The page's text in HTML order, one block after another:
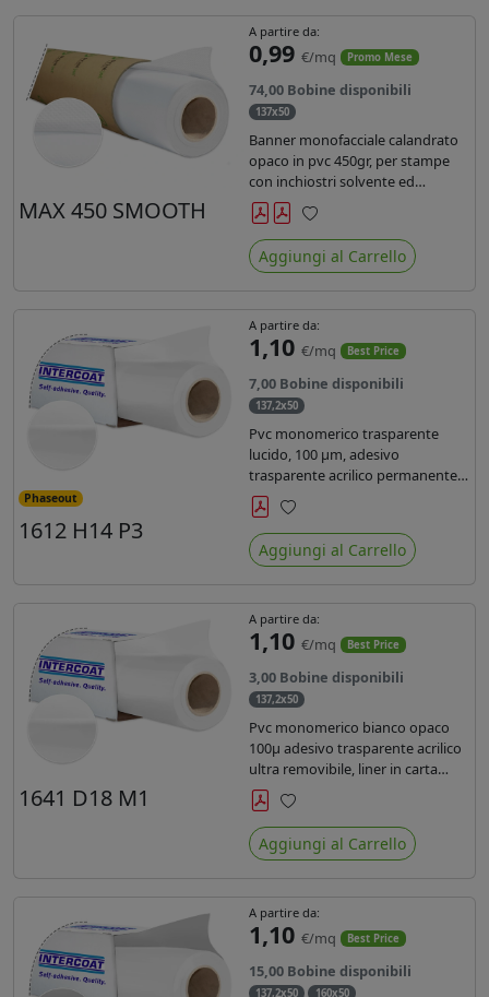
MAX 450 SMOOTH
A partire da:
0,99 €/mq Promo Mese
74,00 Bobine disponibili
137x50
Banner monofacciale calandrato
opaco in pvc 450gr, per stampe
con inchiostri solvente ed
ecosolvente , uv e latex.
Preferiti
Aggiungi al Carrello
Phaseout
1612 H14 P3
A partire da:
1,10 €/mq Best Price
7,00 Bobine disponibili
137,2x50
Pvc monomerico trasparente
lucido, 100 µm, adesivo
trasparente acrilico permanente
durata 3 anni, liner in carta kraft
monosiliconata da 135 gr, REACH
compliant per stampa con
inchiostri solvente ecosolvente uv
Preferiti
Aggiungi al Carrello
1641 D18 M1
A partire da:
1,10 €/mq Best Price
3,00 Bobine disponibili
137,2x50
Pvc monomerico bianco opaco
100µ adesivo trasparente acrilico
ultra removibile, liner in carta
kraft da 140gr/mq. Durata 3 anni.
Dotato di certificato FR B1 e
conforme alla normativa REACH.
Preferiti
Aggiungi al Carrello
A partire da:
1,10 €/mq Best Price
15,00 Bobine disponibili
137,2x50 160x50